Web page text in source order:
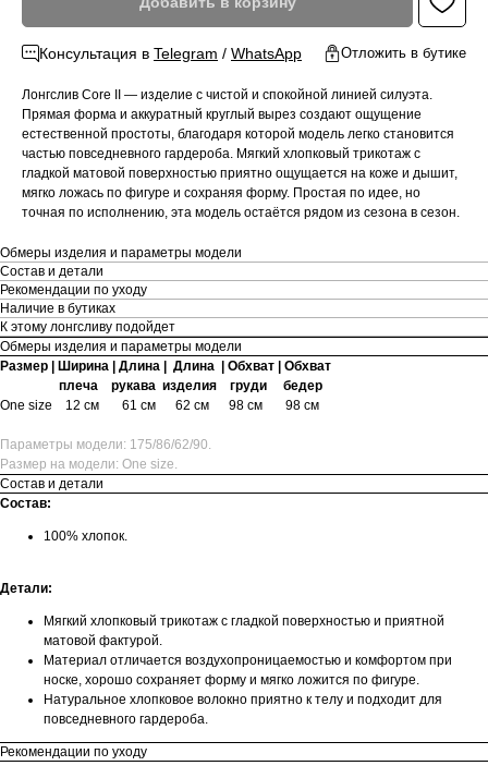
Консультация в Telegram / WhatsApp Отложить в бутике
Лонгслив Core II — изделие с чистой и спокойной линией силуэта.
Прямая форма и аккуратный круглый вырез создают ощущение
естественной простоты, благодаря которой модель легко становится
частью повседневного гардероба. Мягкий хлопковый трикотаж с
гладкой матовой поверхностью приятно ощущается на коже и дышит,
мягко ложась по фигуре и сохраняя форму. Простая по идее, но
точная по исполнению, эта модель остаётся рядом из сезона в сезон.
Обмеры изделия и параметры модели
Состав и детали
Рекомендации по уходу
Наличие в бутиках
К этому лонгсливу подойдет
Обмеры изделия и параметры модели
Размер | Ширина | Длина | Длина | Обхват | Обхват
плеча рукава изделия груди бедер
One size
12 см 61 см 62 см 98 см 98 см
Параметры модели: 175/86/62/90.
Размер на модели: One size.
Состав и детали
Состав:
100% хлопок.
Детали:
Мягкий хлопковый трикотаж с гладкой поверхностью и приятной
матовой фактурой.
Материал отличается воздухопроницаемостью и комфортом при
носке, хорошо сохраняет форму и мягко ложится по фигуре.
Натуральное хлопковое волокно приятно к телу и подходит для
повседневного гардероба.
Рекомендации по уходу